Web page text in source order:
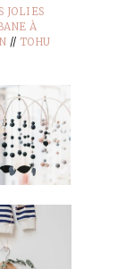
JOLIES
À
// TOHU